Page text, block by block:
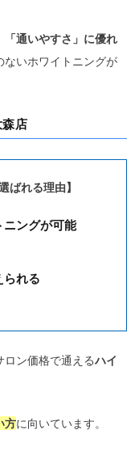
「通いやすさ」に優れ
ないホワイトニングが
店
ばれる理由】
ニングが可能
られる
ン価格で通えるハイ
方に向いています。